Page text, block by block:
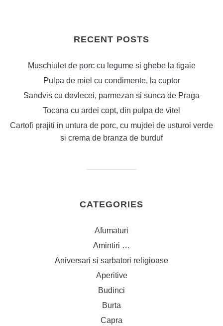
RECENT POSTS
Muschiulet de porc cu legume si ghebe la tigaie
Pulpa de miel cu condimente, la cuptor
Sandvis cu dovlecei, parmezan si sunca de Praga
Tocana cu ardei copt, din pulpa de vitel
Cartofi prajiti in untura de porc, cu mujdei de usturoi verde
si crema de branza de burduf
CATEGORIES
Afumaturi
Amintiri …
Aniversari si sarbatori religioase
Aperitive
Budinci
Burta
Capra